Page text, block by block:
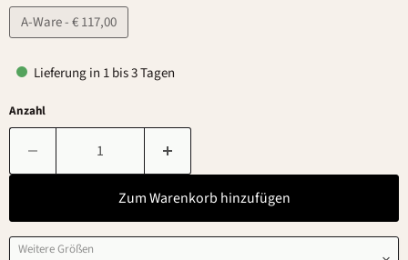
A-Ware - € 117,00
Lieferung in 1 bis 3 Tagen
Anzahl
Zum Warenkorb hinzufügen
Weitere Größen